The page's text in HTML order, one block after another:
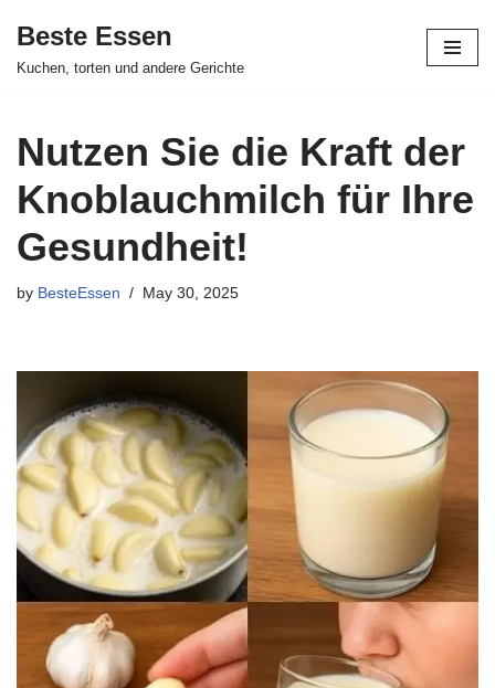
Skip
Beste Essen
Kuchen, torten und andere Gerichte
Nutzen Sie die Kraft der
Knoblauchmilch für Ihre
Gesundheit!
by BesteEssen May 30, 2025